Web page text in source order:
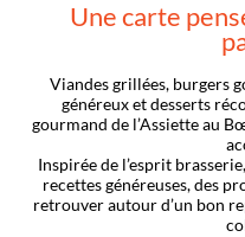
Une carte
Viandes grillées, burgers
généreux et desserts
gourmand de l’Assiette au
Inspirée de l’esprit
recettes généreuses, des
retrouver autour d’un bon